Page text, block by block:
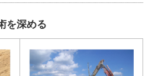
を深める